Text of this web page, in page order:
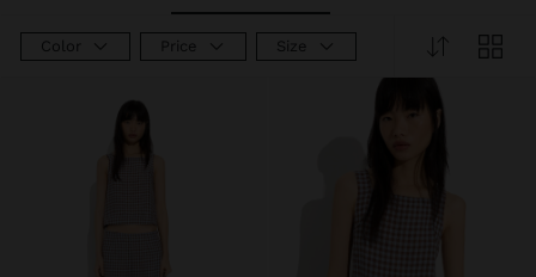
Color Price Size